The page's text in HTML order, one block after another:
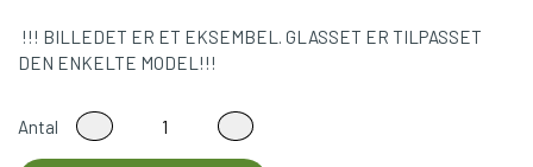
!!! BILLEDET ER ET EKSEMBEL. GLASSET ER TILPASSET
DEN ENKELTE MODEL!!!
Antal